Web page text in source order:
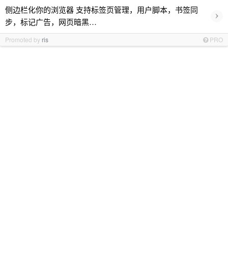
侧边栏化你的浏览器 支持标签页管理，用户脚本，书签同
步，标记广告，网页暗黑…
›
Promoted by ris PRO